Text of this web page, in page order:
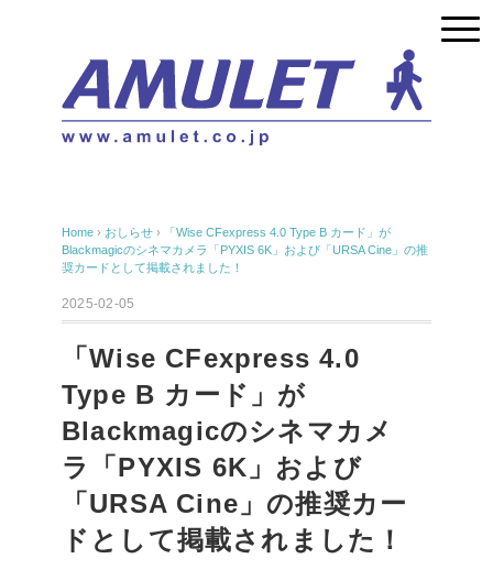
Home › おしらせ ›
「Wise CFexpress 4.0 Type B カード」が
Blackmagicのシネマカメラ「PYXIS 6K」および「URSA Cine」の推
奨カードとして掲載されました！
2025-02-05
「Wise CFexpress 4.0
Type B カード」が
Blackmagicのシネマカメ
ラ「PYXIS 6K」および
「URSA Cine」の推奨カー
ドとして掲載されました！